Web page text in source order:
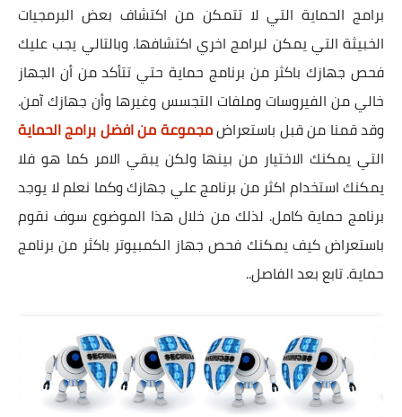
برامج الحماية التي لا تتمكن من اكتشاف بعض البرمجيات
الخبيثة التي يمكن لبرامج اخري اكتشافها. وبالتالي يجب عليك
فحص جهازك باكثر من برنامج حماية حتي تتأكد من أن الجهاز
خالي من الفيروسات وملفات التجسس وغيرها وأن جهازك آمن.
وقد قمنا من قبل باستعراضمجموعة من افضل برامج الحماية
التي يمكنك الاختيار من بينها ولكن يبقي الامر كما هو فلا
يمكنك استخدام اكثر من برنامج علي جهازك وكما نعلم لا يوجد
برنامج حماية كامل. لذلك من خلال هذا الموضوع سوف نقوم
باستعراض كيف يمكنك فحص جهاز الكمبيوتر باكثر من برنامج
حماية. تابع بعد الفاصل..